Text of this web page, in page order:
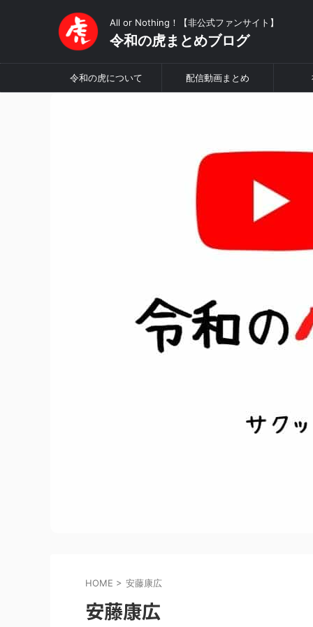
All or Nothing！【非公式ファンサイト】
令和の虎まとめブログ
令和の虎について 配信動画まとめ
HOME > 安藤康広
安藤康広